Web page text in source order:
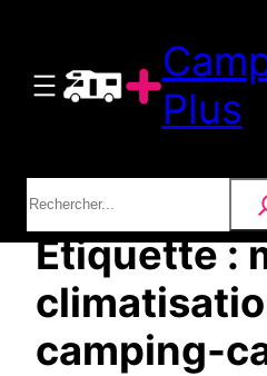
contenu
Plus
Étiquette :
camping-